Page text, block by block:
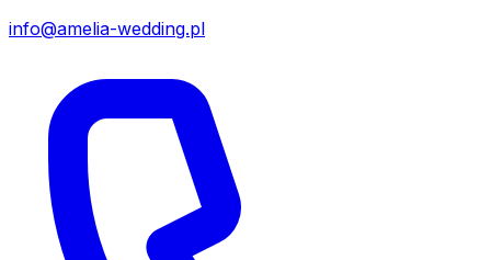
info@amelia-wedding.pl